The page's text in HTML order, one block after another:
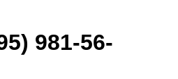
981-56-